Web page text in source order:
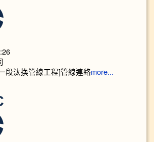
段汰換管線工程]管線連絡more...